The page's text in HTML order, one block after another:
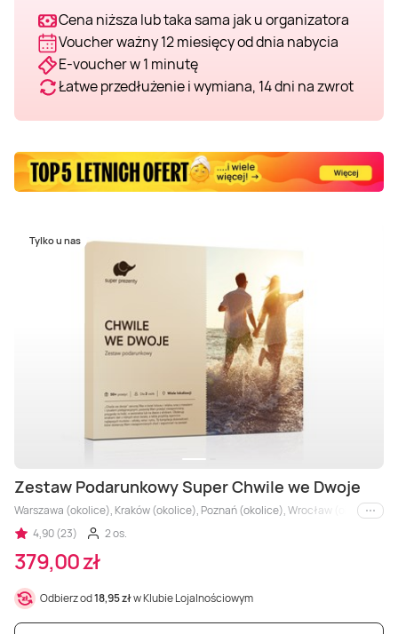
Cena niższa lub taka sama jak u organizatora
Voucher ważny 12 miesięcy od dnia nabycia
E-voucher w 1 minutę
Łatwe przedłużenie i wymiana, 14 dni na zwrot
Tylko u nas
Zestaw Podarunkowy Super Chwile we Dwoje
Warszawa (okolice), Kraków (okolice), Poznań (okolice), Wrocław (okolice),
i inne
4,90 (23)
2 os.
379,00 zł
Odbierz od18,95 złw Klubie Lojalnościowym